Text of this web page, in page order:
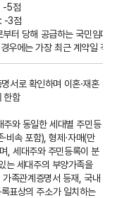
-5점
-3점
터 당해 공급하는 국민임대
우에는 가장 최근 계약일 적용
서로 확인하며 이혼·재혼
한함
와 동일한 세대별 주민등
비속 포함), 형제·자매(만
, 세대주와 주민등록이 분
는 세대주의 부양가족을
족관계증명서 등재, 국내
표상의 주소가 일치하는